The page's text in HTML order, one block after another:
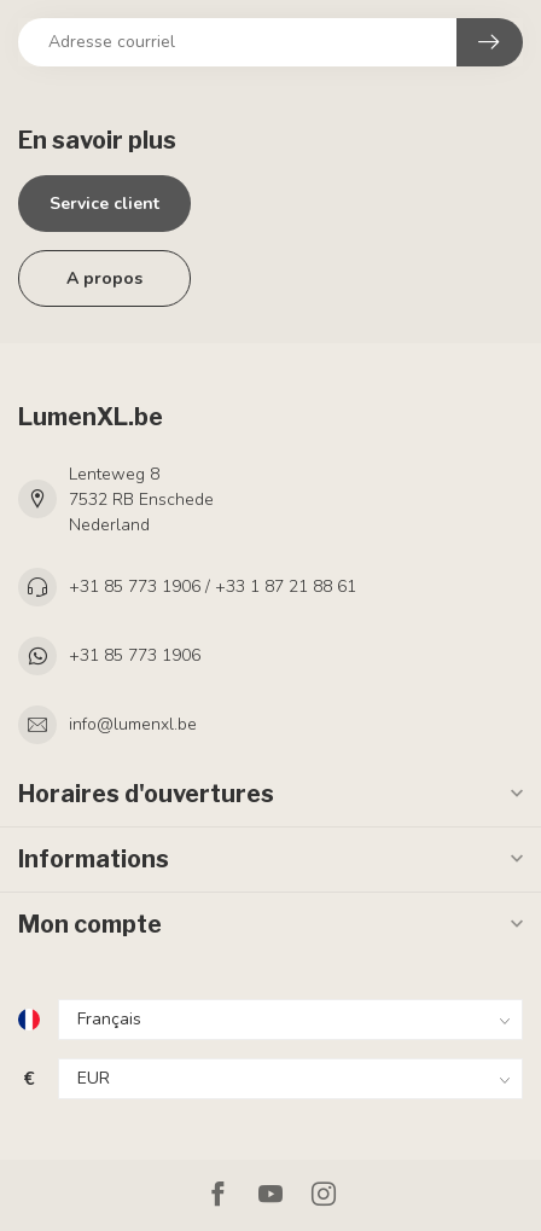
En savoir plus
Service client
A propos
LumenXL.be
Lenteweg 8
7532 RB Enschede
Nederland
+31 85 773 1906 / +33 1 87 21 88 61
+31 85 773 1906
info@lumenxl.be
Horaires d'ouvertures
Informations
Mon compte
€